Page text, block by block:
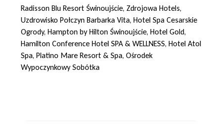
Radisson Blu Resort Świnoujście, Zdrojowa Hotels,
Uzdrowisko Połczyn Barbarka Vita, Hotel Spa Cesarskie
Ogrody, Hampton by Hilton Świnoujście, Hotel Gold,
Hamilton Conference Hotel SPA & WELLNESS, Hotel Atol
Spa, Platino Mare Resort & Spa, Ośrodek
Wypoczynkowy Sobótka